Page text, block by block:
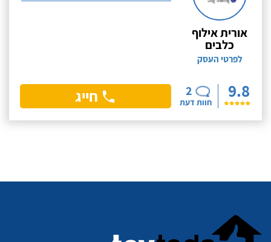
אורית אילוף
כלבים
לפרטי העסק
9.8
2
חוות דעת חייג